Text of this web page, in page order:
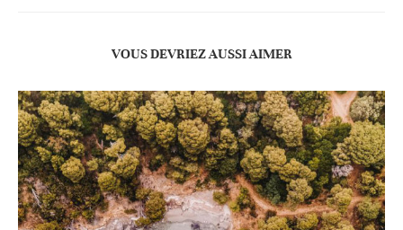
VOUS DEVRIEZ AUSSI AIMER